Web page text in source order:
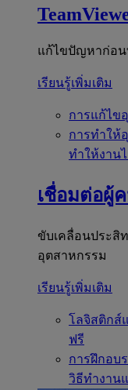
แก้ไขปัญหาก่อน
เรียนรู้เพิ่มเติม
การแก้ไข
การทำให้
ทำให้งาน
เชื่อมต่อผู้
ขับเคลื่อนประสิ
อุตสาหกรรม
เรียนรู้เพิ่มเติม
โลจิสติกส์
ฟรี
การฝึกอบ
วิธีทำงาน